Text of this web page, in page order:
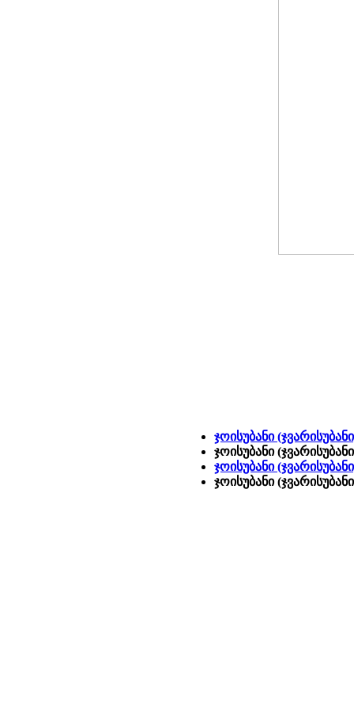
ჯოისუბანი
ჯოისუბანი
ჯოისუბანი
ჯოისუბანი